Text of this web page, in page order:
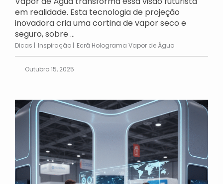
em realidade. Esta tecnologia de projeção
inovadora cria uma cortina de vapor seco e
seguro, sobre ...
Dicas Inspiração Ecrã Holograma Vapor de Água
Outubro 15, 2025